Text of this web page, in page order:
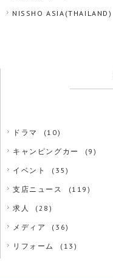
NISSHO ASIA(THAILAND)
ドラマ (10)
キャンピングカー (9)
イベント (35)
支店ニュース (119)
求人 (28)
メディア (36)
リフォーム (13)